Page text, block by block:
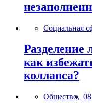
Социальная
Разделение
как
коллапса?
Общество, 08